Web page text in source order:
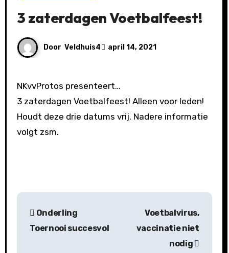
3 zaterdagen Voetbalfeest!
Door Veldhuis4 april 14, 2021
NKvvProtos presenteert…
3 zaterdagen Voetbalfeest! Alleen voor leden!
Houdt deze drie datums vrij. Nadere informatie
volgt zsm.
B
Onderling
Toernooi succesvol
Voetbalvirus,
vaccinatie niet
nodig